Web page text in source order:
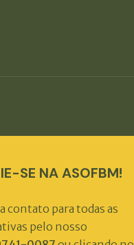
SE NA ASOFBM!
contato para todas as
pelo nosso